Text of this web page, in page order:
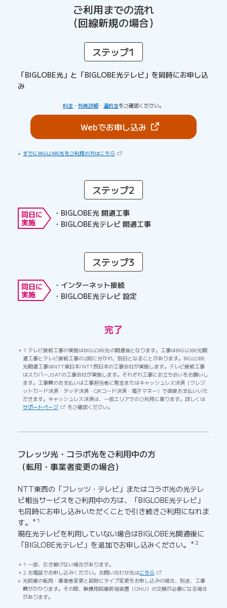
ご利用までの流れ
（回線新規の場合）
ステップ1
「BIGLOBE光」と「BIGLOBE光テレビ」を同時にお申し込
み
料金 ・ 特典詳細 ・ 違約金をご確認ください。
Webでお申し込み（新しいタブで開き
すでにBIGLOBE光をご利用の方はこちら （新しいタブで開きます）
ステップ2
BIGLOBE光 開通工事
BIGLOBE光テレビ 開通工事
ステップ3
インターネット接続
BIGLOBE光テレビ 設定
完了
1 テレビ接続工事の実施はBIGLOBE光の開通後となります。工事はBIGLOBE光開
通工事とテレビ接続工事の2回に分かれ、別日となることがあります。BIGLOBE
光開通工事はNTT東日本/NTT西日本の工事会社が実施します。テレビ接続工事
はスカパーJSATの工事会社が実施します。それぞれ工事にお立ち会いをお願いし
ます。工事費のお支払いは工事担当者に現金またはキャッシュレス決済（クレジ
ットカード決済・タッチ決済・QRコード決済・電子マネー）で直接お支払いいた
だきます。キャッシュレス決済は、一部エリアでのご利用に限ります。詳しくは
サポートページ（新しいタブで開きます）
をご確認ください。
フレッツ光・コラボ光をご利用中の方
（転用・事業者変更の場合）
NTT東西の「フレッツ・テレビ」またはコラボ光の光テレ
ビ相当サービスをご利用中の方は、「BIGLOBE光テレビ」
も同時にお申し込みいただくことで引き続きご利用になれま
す。
＊1
現在光テレビを利用していない場合はBIGLOBE光開通後に
「BIGLOBE光テレビ」を追加でお申し込みください。
＊2
1 一部、引き継げない場合があります。
2 お電話でお申し込みください。お問い合わせ先はこちら （新しいタブで開きます）
光回線の転用・事業者変更と同時にタイプ変更をお申し込みの場合、別途、工事
費がかかります。その際、映像用回線終端装置（ONU）の交換が必要になる場合
があります。